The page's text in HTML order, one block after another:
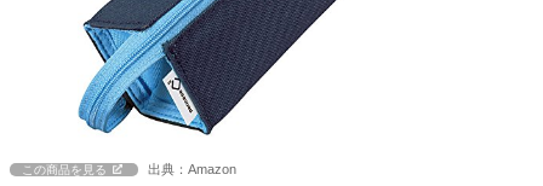
この商品を見る 出典：Amazon